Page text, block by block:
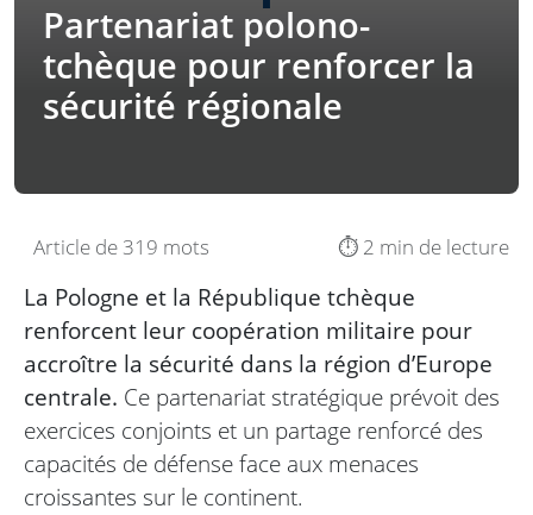
Partenariat polono-
tchèque pour renforcer la
sécurité régionale
Article de 319 mots ⏱️ 2 min de lecture
La Pologne et la République tchèque
renforcent leur coopération militaire pour
accroître la sécurité dans la région d’Europe
centrale. Ce partenariat stratégique prévoit des
exercices conjoints et un partage renforcé des
capacités de défense face aux menaces
croissantes sur le continent.